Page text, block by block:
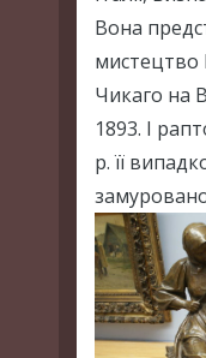
Вона
мистецтво
Чикаго на
1893. І
р. її